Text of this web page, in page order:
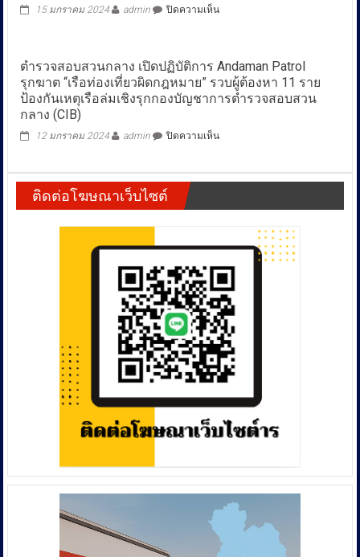
นำ
ภาพ
ไป
นำ
โพสต์
เชีย
ลมี
เดีย
บิ๊
กก้
อง
ยัน
จะ
สืบสวน
หา
คน
ต่อ
นำ
มา
ดำเนิน
15 มกราคม 2024 admin ปิดความเห็นบน
รัฐบาล
ให้
เจ้า
ภาค
และ
ปราม
ซึ่ง
เป็นการ
ละเมิด
สิทธิ
มนุษย
ชน
หรือ
ไม่
เคารพ
ใน
ความ
ใน
ปัจจุบัน
ปัญหา
ยิ่ง
ตำรวจสอบสวนกลาง เปิดปฏิบัติการ Andaman Patrol
รุกฆาต “เรือท่องเที่ยวผิดกฎหมาย” รวบผู้ต้องหา 11 ราย
ป้องกันเหตุเรือล่มเชิงรุก​กองบัญชาการตำรวจสอบสวน
กลาง (CIB)
12 มกราคม 2024 admin ปิดความเห็นบน
Andaman
Patrol
รุกฆาต
ท่อง
เที่ยว
ผิด
กฎหมาย”
รวบ
ผู้
ต้องหา
11
ราย
ป้องกัน
เหตุ
ล่ม
รุก​
กอง
บัญชาการ
ตำรวจ
สอบสวน
ติดต่อโฆษณาเว็บไซต์